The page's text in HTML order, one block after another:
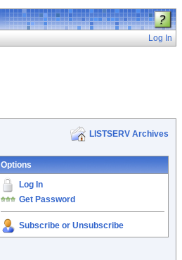
Log In
LISTSERV Archives
Options
Log In
Get Password
Subscribe or Unsubscribe